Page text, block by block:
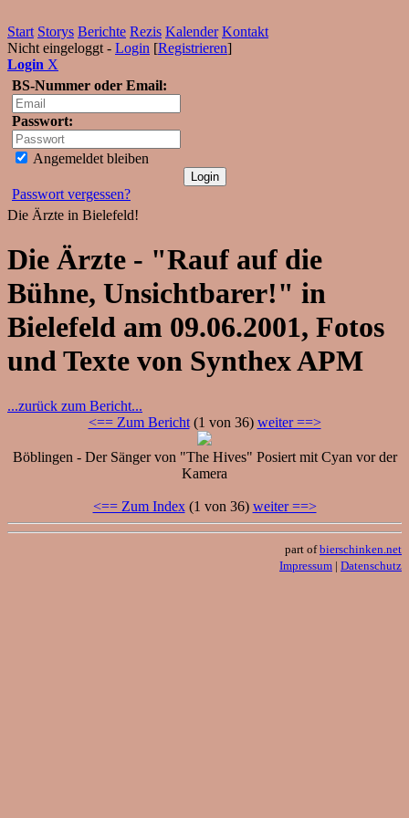
Start Storys Berichte Rezis Kalender Kontakt
Nicht eingeloggt - Login [Registrieren]
Login X
BS-Nummer oder Email:
Passwort:
Angemeldet bleiben
Passwort vergessen?
Die Ärzte in Bielefeld!
Die Ärzte - "Rauf auf die
Bühne, Unsichtbarer!" in
Bielefeld am 09.06.2001, Fotos
und Texte von Synthex APM
...zurück zum Bericht...
<== Zum Bericht(1 von 36) weiter ==>
Böblingen - Der Sänger von "The Hives" Posiert mit Cyan vor der
Kamera
<== Zum Index(1 von 36) weiter ==>
part ofbierschinken.net
Impressum | Datenschutz